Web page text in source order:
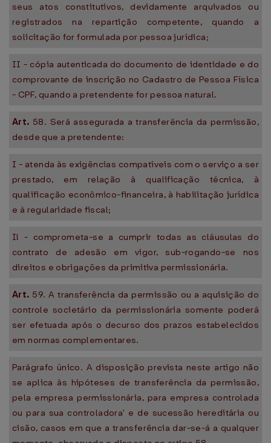
seus atos constitutivos, devidamente arquivados ou
registrados na repartição competente, quando a
solicitação for formulada por pessoa jurídica;
II - cópia autenticada do documento de identidade e do
comprovante de inscrição no Cadastro de Pessoa Física
- CPF, quando a pretendente for pessoa natural.
Art. 58. Será assegurada a transferência da permissão,
desde que a pretendente:
I - atenda às exigências compatíveis com o serviço a ser
prestado, em relação à qualificação técnica, à
qualificação econômico-financeira, à habilitação jurídica
e à regularidade fiscal;
Il - comprometa-se a cumprir todas as cláusulas do
contrato de adesão em vigor, sub-rogando-se nos
direitos e obrigações da primitiva permissionária.
Art. 59. A transferência da permissão ou a aquisição do
controle societário da permissionária somente poderá
ser efetuada após o decurso dos prazos estabelecidos
em normas complementares.
Parágrafo único. A disposição prevista neste artigo não
se aplica às hipóteses de transferência da permissão,
pela empresa permissionária, para empresa controlada
ou para sua controladora' e de sucessão hereditária ou
cisão, casos em que a transferência dar-se-á a qualquer